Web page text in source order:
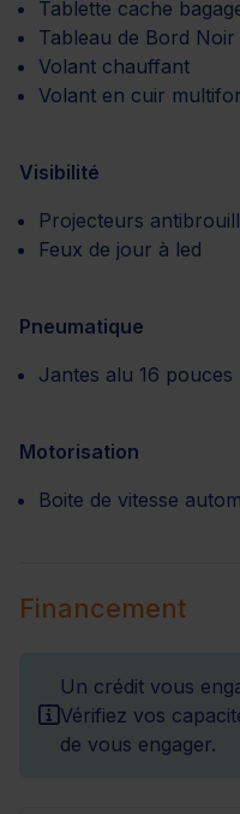
Tablette cache
Tableau de Bord Noir
Volant chauffant
Volant en cuir
Visibilité
Projecteurs
Feux de jour à led
Pneumatique
Jantes alu 16 pouces
Motorisation
Boite de vitesse
Financement
Un crédit vous
Vérifiez vos
de vous engager.